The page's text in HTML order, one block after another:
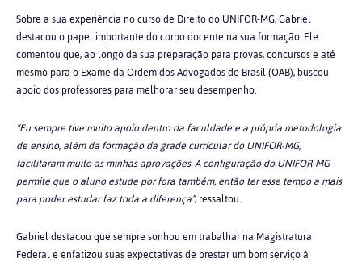
Sobre a sua experiência no curso de Direito do UNIFOR-MG, Gabriel
destacou o papel importante do corpo docente na sua formação. Ele
comentou que, ao longo da sua preparação para provas, concursos e até
mesmo para o Exame da Ordem dos Advogados do Brasil (OAB), buscou
apoio dos professores para melhorar seu desempenho.
“Eu sempre tive muito apoio dentro da faculdade e a própria metodologia
de ensino, além da formação da grade curricular do UNIFOR-MG,
facilitaram muito as minhas aprovações. A configuração do UNIFOR-MG
permite que o aluno estude por fora também, então ter esse tempo a mais
para poder estudar faz toda a diferença”, ressaltou.
Gabriel destacou que sempre sonhou em trabalhar na Magistratura
Federal e enfatizou suas expectativas de prestar um bom serviço à